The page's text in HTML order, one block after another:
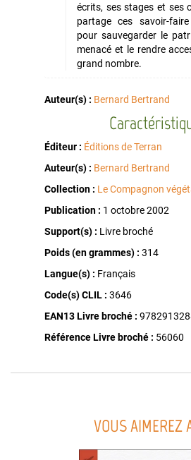
écrits, ses stages et ses
partage ces savoir-
pour sauvegarder le
menacé et le rendre
grand nombre.
Auteur(s) : Bernard Bertrand
Éditeur : Éditions de Terran
Auteur(s) : Bernard Bertrand
Collection : Le Compagnon
Publication : 1 octobre 2002
Support(s) : Livre broché
Poids (en grammes) : 314
Langue(s) : Français
Code(s) CLIL : 3646
EAN13 Livre broché :
Référence Livre broché : 56060
VOUS AIMEREZ